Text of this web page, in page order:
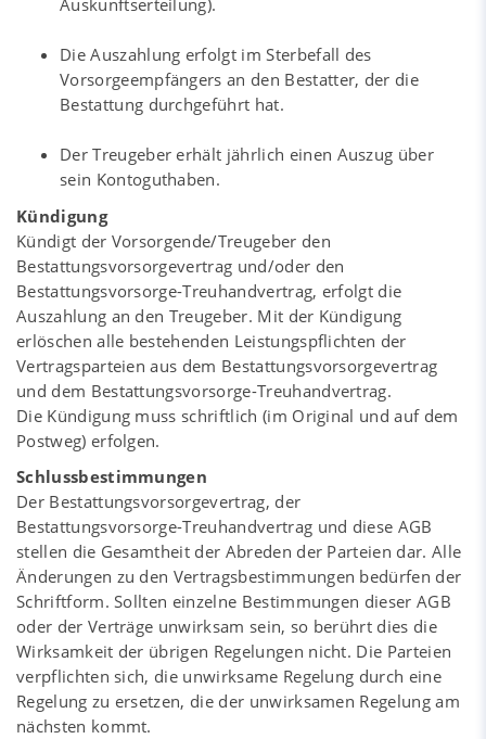
Auskunftserteilung).
Die Auszahlung erfolgt im Sterbefall des
Vorsorgeempfängers an den Bestatter, der die
Bestattung durchgeführt hat.
Der Treugeber erhält jährlich einen Auszug über
sein Kontoguthaben.
Kündigung
Kündigt der Vorsorgende/Treugeber den
Bestattungsvorsorgevertrag und/oder den
Bestattungsvorsorge-Treuhandvertrag, erfolgt die
Auszahlung an den Treugeber. Mit der Kündigung
erlöschen alle bestehenden Leistungspflichten der
Vertragsparteien aus dem Bestattungsvorsorgevertrag
und dem Bestattungsvorsorge-Treuhandvertrag.
Die Kündigung muss schriftlich (im Original und auf dem
Postweg) erfolgen.
Schlussbestimmungen
Der Bestattungsvorsorgevertrag, der
Bestattungsvorsorge-Treuhandvertrag und diese AGB
stellen die Gesamtheit der Abreden der Parteien dar. Alle
Änderungen zu den Vertragsbestimmungen bedürfen der
Schriftform. Sollten einzelne Bestimmungen dieser AGB
oder der Verträge unwirksam sein, so berührt dies die
Wirksamkeit der übrigen Regelungen nicht. Die Parteien
verpflichten sich, die unwirksame Regelung durch eine
Regelung zu ersetzen, die der unwirksamen Regelung am
nächsten kommt.